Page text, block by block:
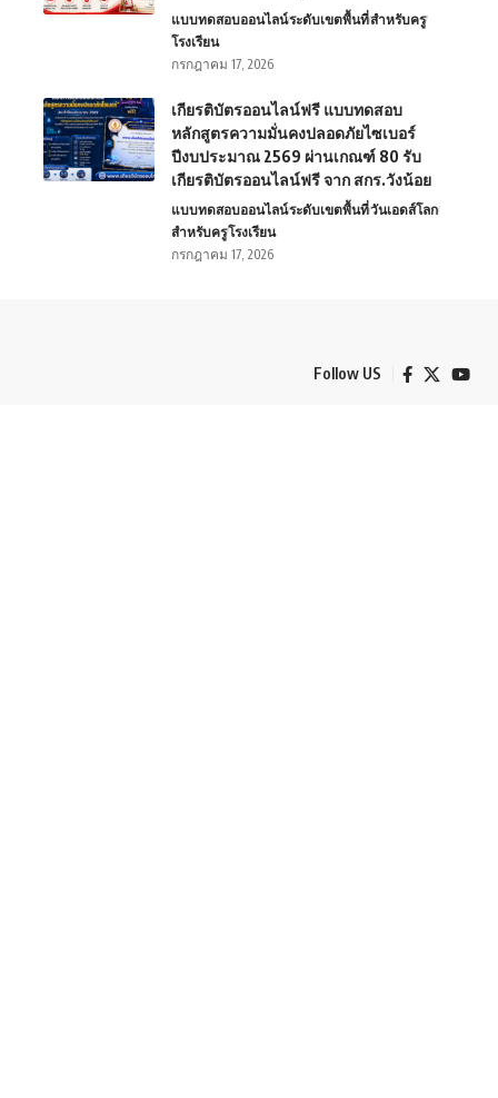
แบบทดสอบออนไลน์ระดับเขตพื้นที่สำหรับครู
โรงเรียน
กรกฎาคม 17, 2026
เกียรติบัตรออนไลน์ฟรี แบบทดสอบ
หลักสูตรความมั่นคงปลอดภัยไซเบอร์
ปีงบประมาณ 2569 ผ่านเกณฑ์ 80 รับ
เกียรติบัตรออนไลน์ฟรี จาก สกร.วังน้อย
แบบทดสอบออนไลน์ระดับเขตพื้นที่วันเอดส์โลก
สำหรับครูโรงเรียน
กรกฎาคม 17, 2026
Follow US